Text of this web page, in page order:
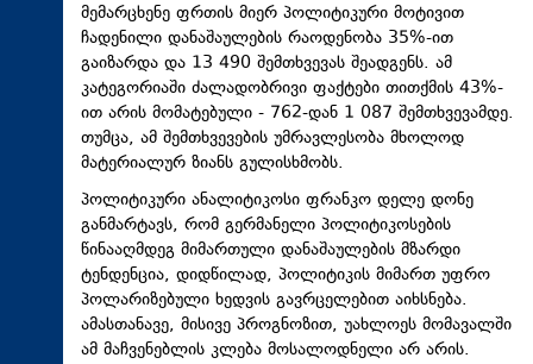
მემარცხენე ფრთის მიერ პოლიტიკური მოტივით
ჩადენილი დანაშაულების რაოდენობა 35%-ით
გაიზარდა და 13 490 შემთხვევას შეადგენს. ამ
კატეგორიაში ძალადობრივი ფაქტები თითქმის 43%-
ით არის მომატებული - 762-დან 1 087 შემთხვევამდე.
თუმცა, ამ შემთხვევების უმრავლესობა მხოლოდ
მატერიალურ ზიანს გულისხმობს.
პოლიტიკური ანალიტიკოსი ფრანკო დელე დონე
განმარტავს, რომ გერმანელი პოლიტიკოსების
წინააღმდეგ მიმართული დანაშაულების მზარდი
ტენდენცია, დიდწილად, პოლიტიკის მიმართ უფრო
პოლარიზებული ხედვის გავრცელებით აიხსნება.
ამასთანავე, მისივე პროგნოზით, უახლოეს მომავალში
ამ მაჩვენებლის კლება მოსალოდნელი არ არის.